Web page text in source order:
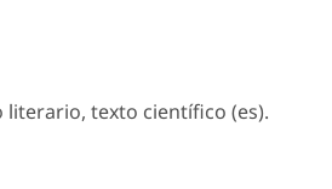
texto científico (es).